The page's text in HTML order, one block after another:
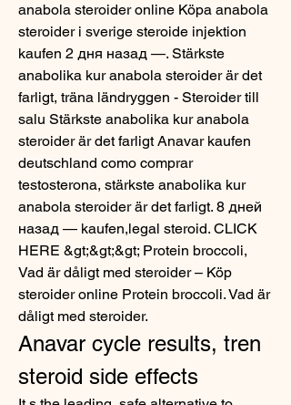
anabola steroider online Köpa anabola
steroider i sverige steroide injektion
kaufen 2 дня назад —. Stärkste
anabolika kur anabola steroider är det
farligt, träna ländryggen - Steroider till
salu Stärkste anabolika kur anabola
steroider är det farligt Anavar kaufen
deutschland como comprar
testosterona, stärkste anabolika kur
anabola steroider är det farligt. 8 дней
назад — kaufen,legal steroid. CLICK
HERE &gt;&gt;&gt; Protein broccoli,
Vad är dåligt med steroider – Köp
steroider online Protein broccoli. Vad är
dåligt med steroider.
Anavar cycle results, tren
steroid side effects